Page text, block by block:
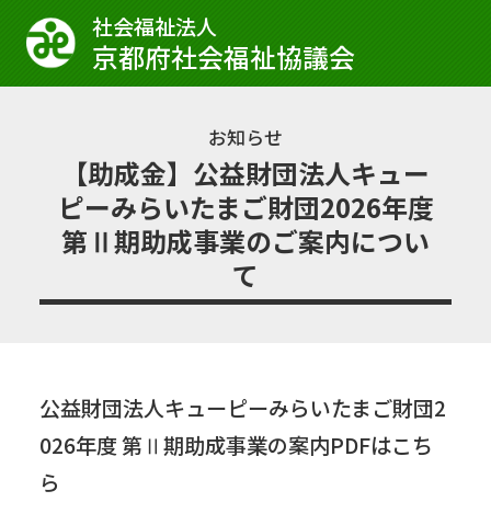
社会福祉法⼈
京都府社会福祉協議会
お知らせ
【助成金】公益財団法人キュー
ピーみらいたまご財団2026年度
第Ⅱ期助成事業のご案内につい
て
公益財団法人キューピーみらいたまご財団2
026年度 第Ⅱ期助成事業の案内PDFはこち
ら